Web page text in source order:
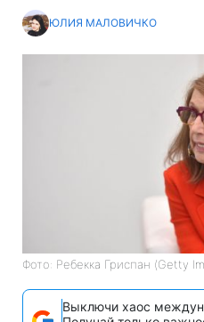
ЮЛИЯ МАЛОВИЧКО
Фото: Ребекка Гриспан (Getty
Выключи хаос